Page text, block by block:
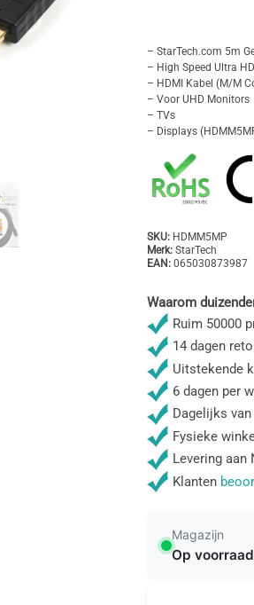
– StarTech.com 5m
– High Speed Ultra
– HDMI Kabel (M/M
– Voor UHD Monitors
– TVs
– Displays
SKU:HDMM5MP
Merk:StarTech
EAN:065030873987
Waarom
Ruim 50000
14 dagen
Uitstekende
6 dagen per
Dagelijks
Fysieke
Levering aan
Klanten
Magazijn
Op